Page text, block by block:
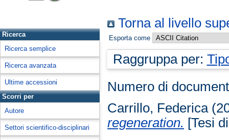
Ricerca
Ricerca semplice
Ricerca avanzata
Ultime accessioni
Scorri per
Autore
Settori scientifico-disciplinari
Torna al livello
Esporta come
Raggruppa per:
Numero di
Carrillo, Federica
regeneration. [Tesi